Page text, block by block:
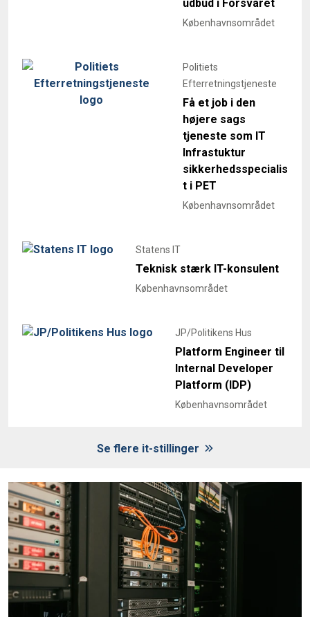
udbud i Forsvaret
Københavnsområdet
Politiets
Efterretningstjeneste
Få et job i den
højere sags
tjeneste som IT
Infrastuktur
sikkerhedsspecialis
t i PET
Københavnsområdet
Statens IT
Teknisk stærk IT-konsulent
Københavnsområdet
JP/Politikens Hus
Platform Engineer til
Internal Developer
Platform (IDP)
Københavnsområdet
Se flere it-stillinger